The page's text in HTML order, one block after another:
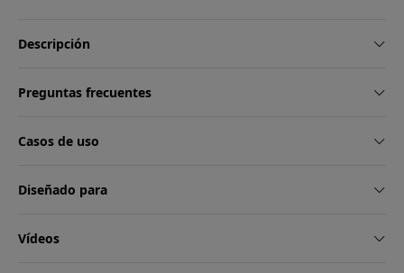
Descripción
Preguntas frecuentes
Casos de uso
Diseñado para
Vídeos